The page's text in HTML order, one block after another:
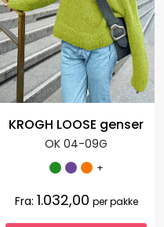
KROGH LOOSE genser
OK 04-09G
+
Fra: 1.032,00 per pakke